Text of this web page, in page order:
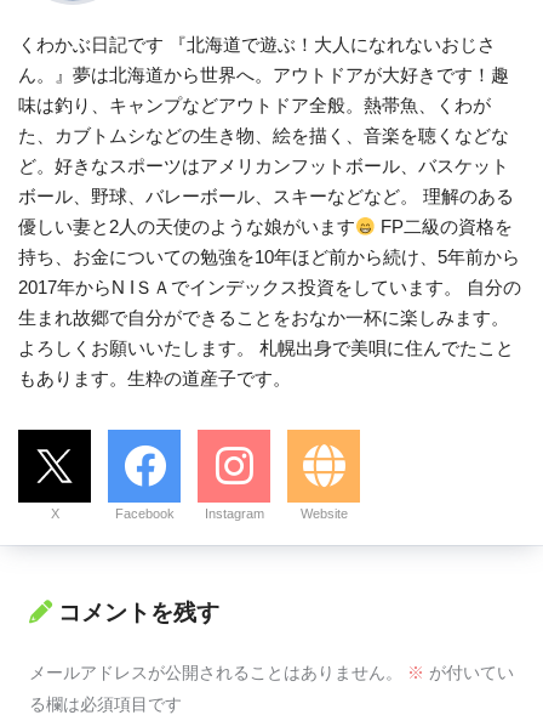
くわかぶ日記です 『北海道で遊ぶ！大人になれないおじさ
ん。』夢は北海道から世界へ。アウトドアが大好きです！趣
味は釣り、キャンプなどアウトドア全般。熱帯魚、くわが
た、カブトムシなどの生き物、絵を描く、音楽を聴くなどな
ど。好きなスポーツはアメリカンフットボール、バスケット
ボール、野球、バレーボール、スキーなどなど。 理解のある
優しい妻と2人の天使のような娘がいます
FP二級の資格を
持ち、お金についての勉強を10年ほど前から続け、5年前から
2017年からN IＳＡでインデックス投資をしています。 自分の
生まれ故郷で自分ができることをおなか一杯に楽しみます。
よろしくお願いいたします。 札幌出身で美唄に住んでたこと
もあります。生粋の道産子です。
X Facebook Instagram Website
コメントを残す
メールアドレスが公開されることはありません。 ※ が付いてい
る欄は必須項目です